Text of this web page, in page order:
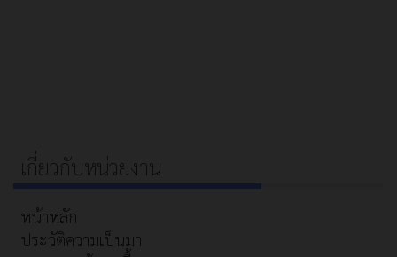
เกี่ยวกับหน่วยงาน
หน้าหลัก
ประวัติความเป็นมา